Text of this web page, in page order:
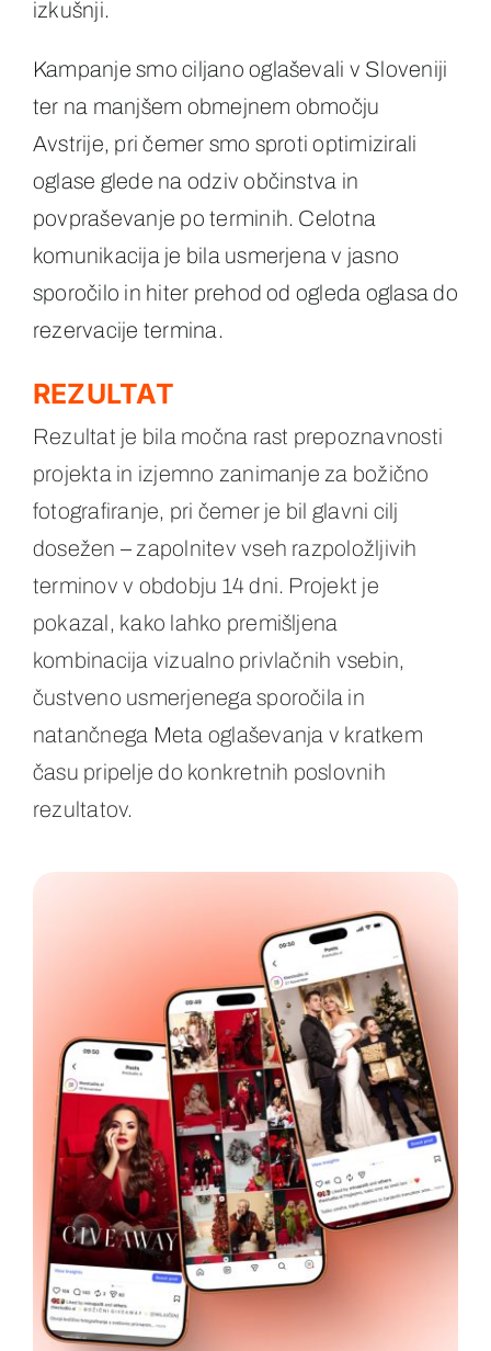
izkušnji.
Kampanje smo ciljano oglaševali v Sloveniji
ter na manjšem obmejnem območju
Avstrije, pri čemer smo sproti optimizirali
oglase glede na odziv občinstva in
povpraševanje po terminih. Celotna
komunikacija je bila usmerjena v jasno
sporočilo in hiter prehod od ogleda oglasa do
rezervacije termina.
REZULTAT
Rezultat je bila močna rast prepoznavnosti
projekta in izjemno zanimanje za božično
fotografiranje, pri čemer je bil glavni cilj
dosežen – zapolnitev vseh razpoložljivih
terminov v obdobju 14 dni. Projekt je
pokazal, kako lahko premišljena
kombinacija vizualno privlačnih vsebin,
čustveno usmerjenega sporočila in
natančnega Meta oglaševanja v kratkem
času pripelje do konkretnih poslovnih
rezultatov.